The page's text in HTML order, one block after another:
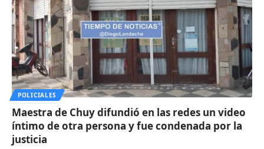
POLICIALES
Maestra de Chuy difundió en las redes un video
íntimo de otra persona y fue condenada por la
justicia